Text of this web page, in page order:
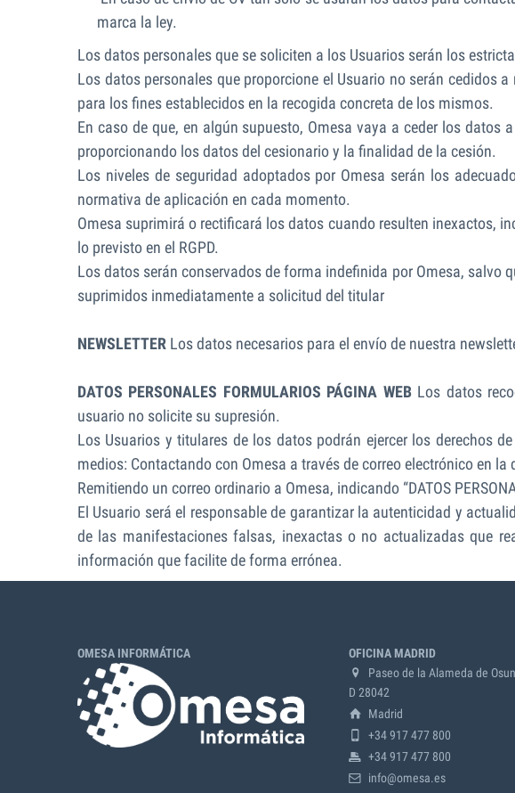
marca la ley.
Los datos personales que se soliciten a los Usuarios serán los
Los datos personales que proporcione el Usuario no serán cedidos
para los fines establecidos en la recogida concreta de los mismos.
En caso de que, en algún supuesto, Omesa vaya a ceder los
proporcionando los datos del cesionario y la finalidad de la cesión.
Los niveles de seguridad adoptados por Omesa serán los
normativa de aplicación en cada momento.
Omesa suprimirá o rectificará los datos cuando resulten inexactos,
lo previsto en el RGPD.
Los datos serán conservados de forma indefinida por Omesa, salvo
suprimidos inmediatamente a solicitud del titular
NEWSLETTER Los datos necesarios para el envío de nuestra
DATOS PERSONALES FORMULARIOS PÁGINA WEBLos datos
usuario no solicite su supresión.
Los Usuarios y titulares de los datos podrán ejercer los derechos
medios: Contactando con Omesa a través de correo electrónico en la
Remitiendo un correo ordinario a Omesa, indicando “DATOS
El Usuario será el responsable de garantizar la autenticidad y
de las manifestaciones falsas, inexactas o no actualizadas que
información que facilite de forma errónea.
OMESA INFORMÁTICA
OFICINA MADRID
Paseo de la Alameda de
D 28042
Madrid
+34 917 477 800
+34 917 477 800
info@omesa.es